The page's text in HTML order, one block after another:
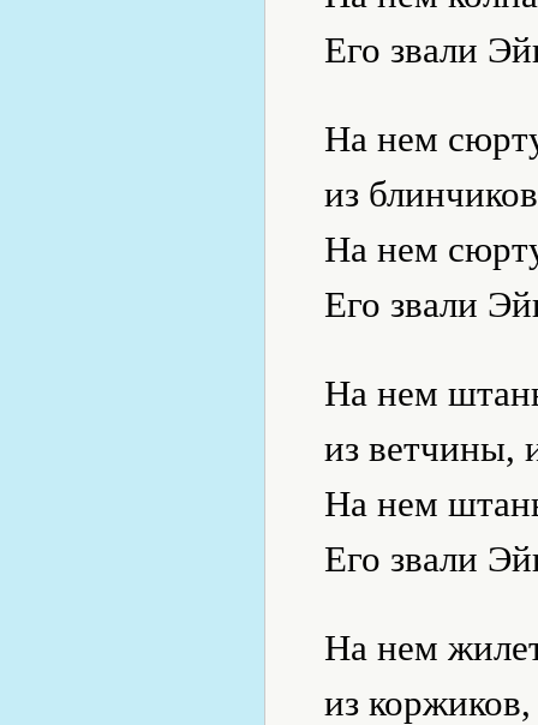
Его звали
На нем
из
На нем
Его звали
На нем
из ветчины,
На нем
Его звали
На нем
из